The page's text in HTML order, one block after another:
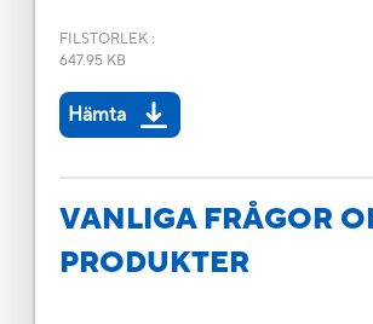
FILSTORLEK:
647.95 KB
Hämta
VANLIGA FRÅGOR
PRODUKTER